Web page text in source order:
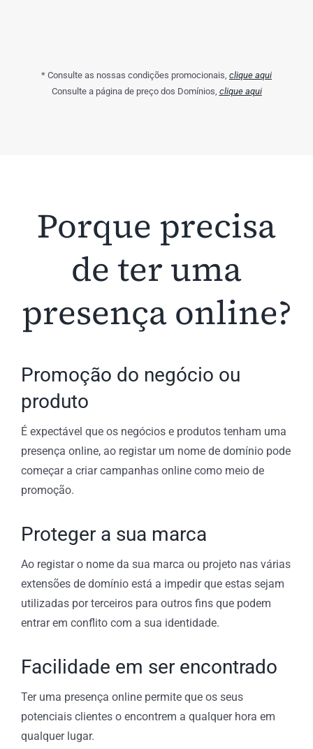
* Consulte as nossas condições promocionais, clique aqui
Consulte a página de preço dos Domínios, clique aqui
Porque precisa
de ter uma
presença online?
Promoção do negócio ou
produto
É expectável que os negócios e produtos tenham uma
presença online, ao registar um nome de domínio pode
começar a criar campanhas online como meio de
promoção.
Proteger a sua marca
Ao registar o nome da sua marca ou projeto nas várias
extensões de domínio está a impedir que estas sejam
utilizadas por terceiros para outros fins que podem
entrar em conflito com a sua identidade.
Facilidade em ser encontrado
Ter uma presença online permite que os seus
potenciais clientes o encontrem a qualquer hora em
qualquer lugar.